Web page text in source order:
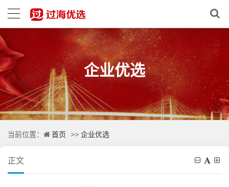
企业优选
当前位置： 首页 >> 企业优选
正文